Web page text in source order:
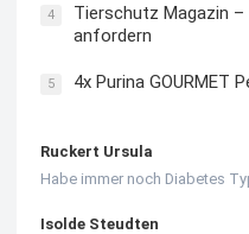
4
Tierschutz Magazin
anfordern
5 4x Purina
Ruckert Ursula
Habe immer noch Diabetes
Isolde Steudten